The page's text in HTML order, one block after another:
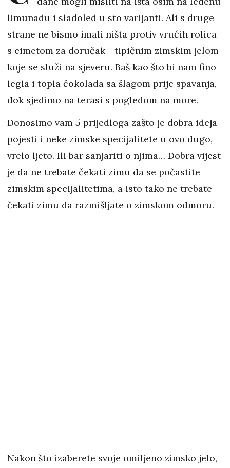
limunadu i sladoled u sto varijanti. Ali s druge
strane ne bismo imali ništa protiv vrućih rolica
s cimetom za doručak - tipičnim zimskim jelom
koje se služi na sjeveru. Baš kao što bi nam fino
legla i topla čokolada sa šlagom prije spavanja,
dok sjedimo na terasi s pogledom na more.
Donosimo vam 5 prijedloga zašto je dobra ideja
pojesti i neke zimske specijalitete u ovo dugo,
vrelo ljeto. Ili bar sanjariti o njima… Dobra vijest
je da ne trebate čekati zimu da se počastite
zimskim specijalitetima, a isto tako ne trebate
čekati zimu da razmišljate o zimskom odmoru.
Nakon što izaberete svoje omiljeno zimsko jelo,